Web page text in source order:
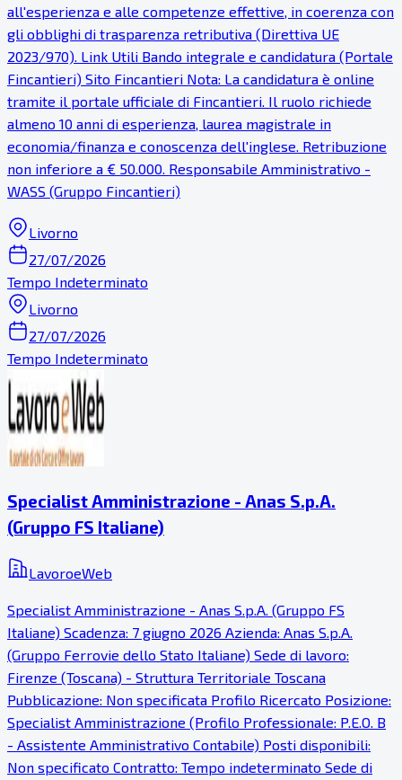
all'esperienza e alle competenze effettive, in coerenza con
gli obblighi di trasparenza retributiva (Direttiva UE
2023/970). Link Utili Bando integrale e candidatura (Portale
Fincantieri) Sito Fincantieri Nota: La candidatura è online
tramite il portale ufficiale di Fincantieri. Il ruolo richiede
almeno 10 anni di esperienza, laurea magistrale in
economia/finanza e conoscenza dell'inglese. Retribuzione
non inferiore a € 50.000. Responsabile Amministrativo -
WASS (Gruppo Fincantieri)
Livorno
27/07/2026
Tempo Indeterminato
Livorno
27/07/2026
Tempo Indeterminato
Specialist Amministrazione - Anas S.p.A.
(Gruppo FS Italiane)
LavoroeWeb
Specialist Amministrazione - Anas S.p.A. (Gruppo FS
Italiane) Scadenza: 7 giugno 2026 Azienda: Anas S.p.A.
(Gruppo Ferrovie dello Stato Italiane) Sede di lavoro:
Firenze (Toscana) - Struttura Territoriale Toscana
Pubblicazione: Non specificata Profilo Ricercato Posizione:
Specialist Amministrazione (Profilo Professionale: P.E.O. B
- Assistente Amministrativo Contabile) Posti disponibili:
Non specificato Contratto: Tempo indeterminato Sede di